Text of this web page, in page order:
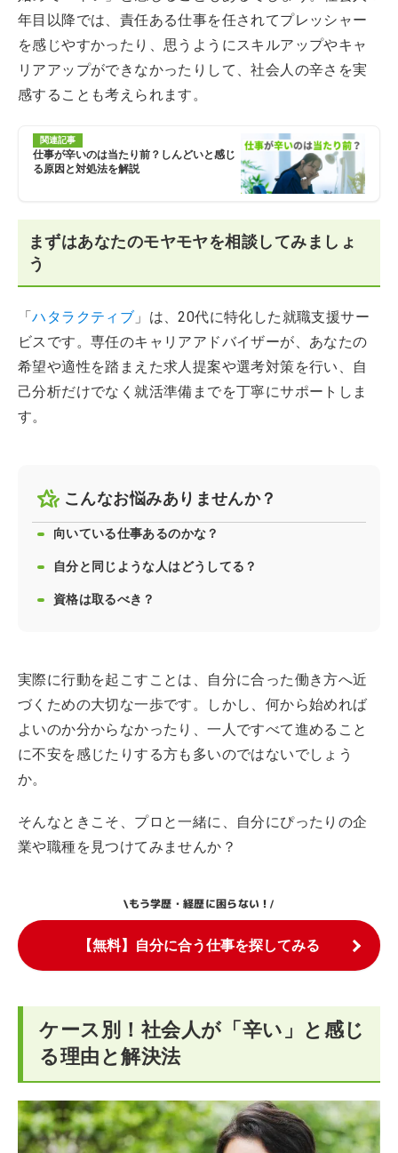
年目以降では、責任ある仕事を任されてプレッシャー
を感じやすかったり、思うようにスキルアップやキャ
リアアップができなかったりして、社会人の辛さを実
感することも考えられます。
関連記事
仕事が辛いのは当たり前？しんどいと感じ
る原因と対処法を解説
まずはあなたのモヤモヤを相談してみましょ
う
「ハタラクティブ 」は、20代に特化した就職支援サー
ビスです。専任のキャリアアドバイザーが、あなたの
希望や適性を踏まえた求人提案や選考対策を行い、自
己分析だけでなく就活準備までを丁寧にサポートしま
す。
こんなお悩みありませんか？
向いている仕事あるのかな？
自分と同じような人はどうしてる？
資格は取るべき？
実際に行動を起こすことは、自分に合った働き方へ近
づくための大切な一歩です。しかし、何から始めれば
よいのか分からなかったり、一人ですべて進めること
に不安を感じたりする方も多いのではないでしょう
か。
そんなときこそ、プロと一緒に、自分にぴったりの企
業や職種を見つけてみませんか？
\もう学歴・経歴に困らない！/
【無料】自分に合う仕事を探してみる
ケース別！社会人が「辛い」と感じ
る理由と解決法